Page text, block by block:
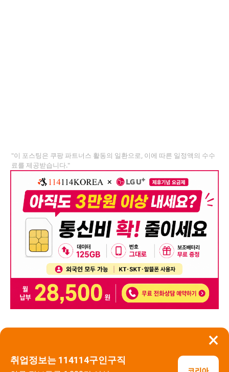
×
취업정보는 114114구인구직
"이 포스팅은 쿠팡 파트너스 활동의 일환으로, 이에 따른 일정액의 수수
료를 제공받습니다."